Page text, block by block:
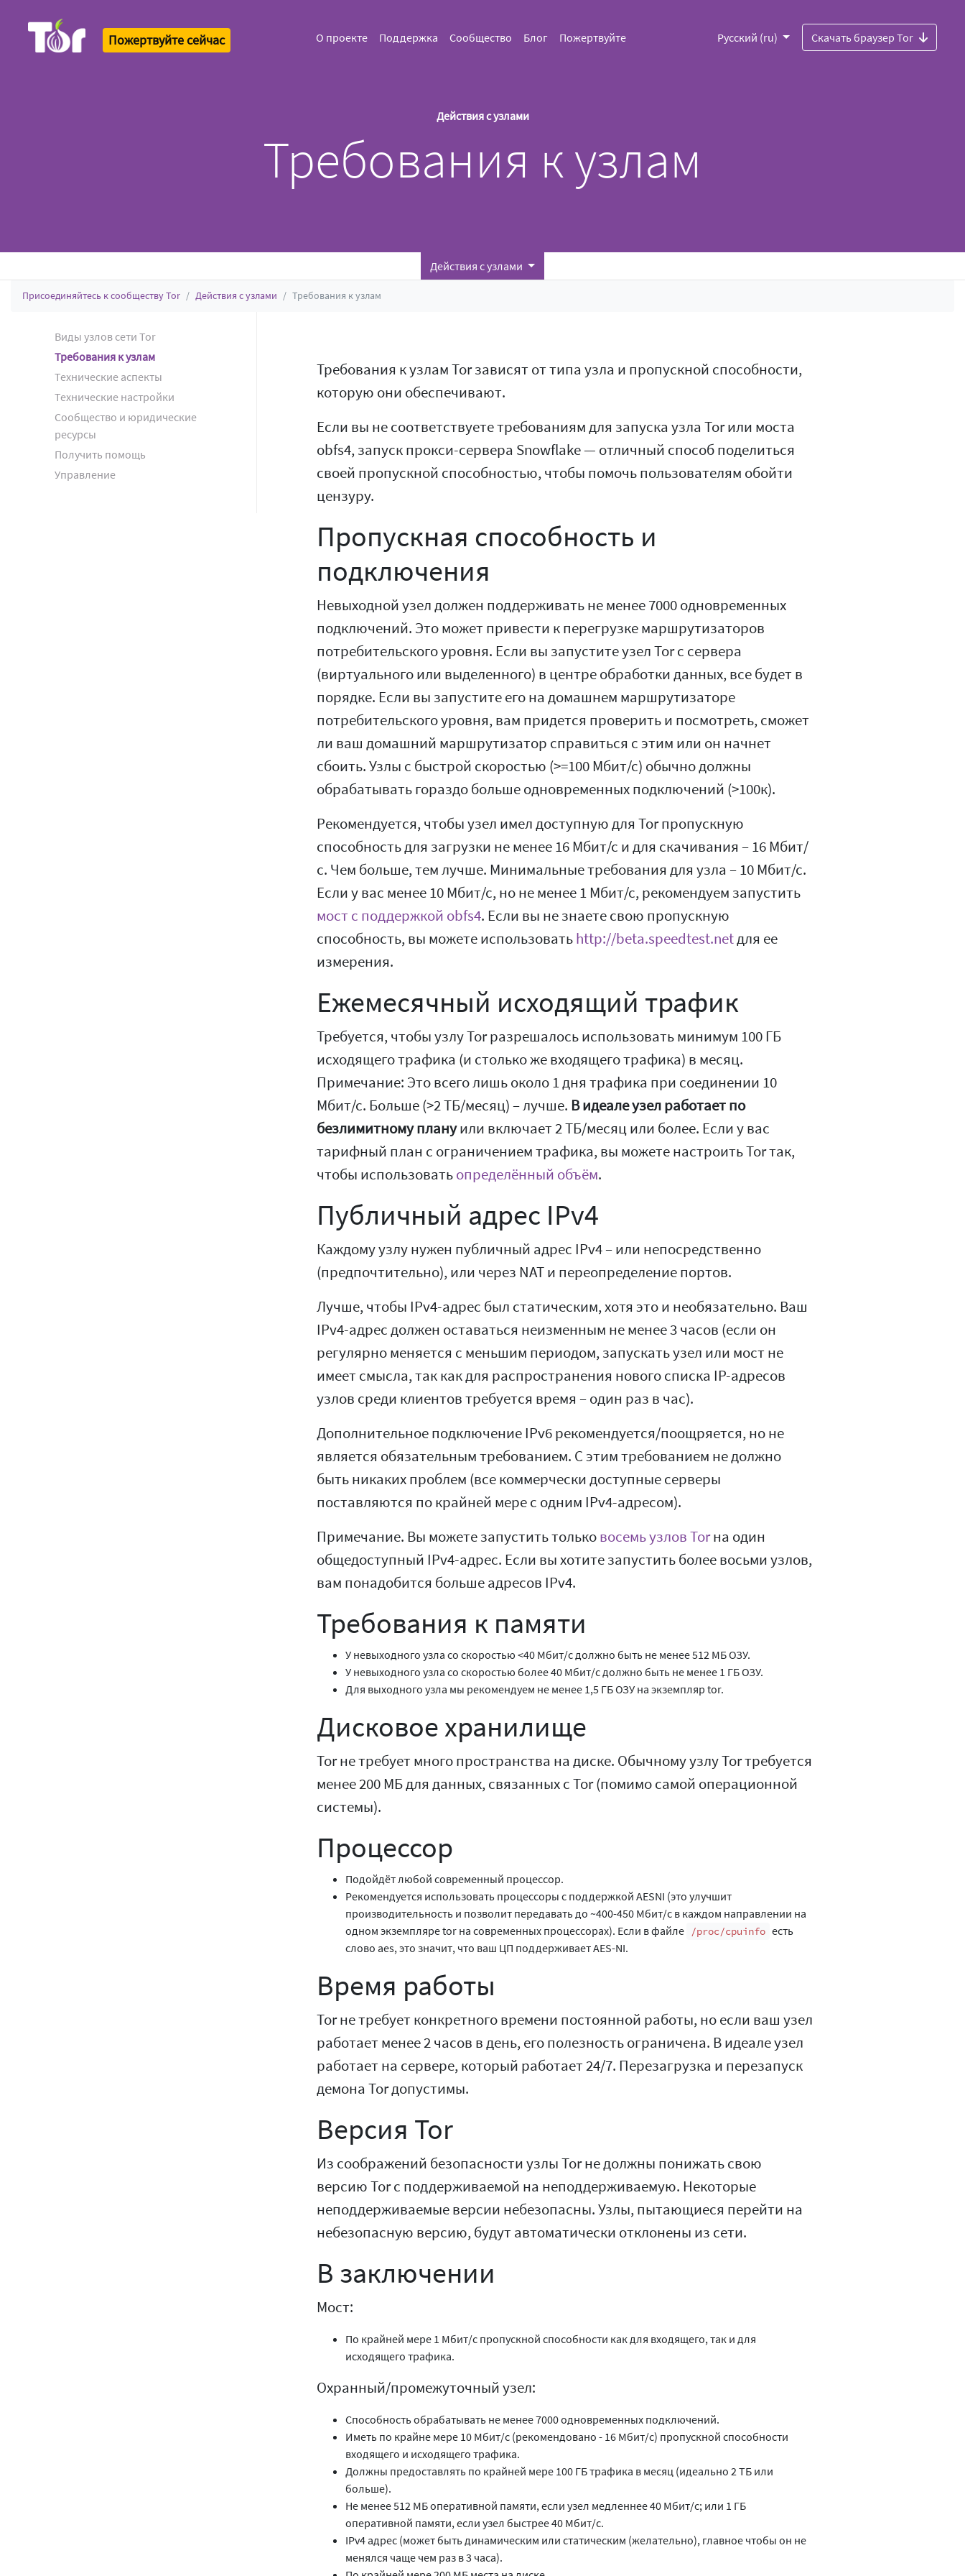
Пожертвуйте сейчас О проекте Поддержка Сообщество Блог Пожертвуйте Русский (ru) Скачать браузер Tor
Действия с узлами
Требования к узлам
Действия с узлами
Присоединяйтесь к сообществу Tor Действия с узлами Требования к узлам
Виды узлов сети Tor
Требования к узлам
Технические аспекты
Технические настройки
Сообщество и юридические
ресурсы
Получить помощь
Управление
Требования к узлам Tor зависят от типа узла и пропускной способности,
которую они обеспечивают.
Если вы не соответствуете требованиям для запуска узла Tor или моста
obfs4, запуск прокси-сервера Snowflake — отличный способ поделиться
своей пропускной способностью, чтобы помочь пользователям обойти
цензуру.
Пропускная способность и
подключения
Невыходной узел должен поддерживать не менее 7000 одновременных
подключений. Это может привести к перегрузке маршрутизаторов
потребительского уровня. Если вы запустите узел Tor с сервера
(виртуального или выделенного) в центре обработки данных, все будет в
порядке. Если вы запустите его на домашнем маршрутизаторе
потребительского уровня, вам придется проверить и посмотреть, сможет
ли ваш домашний маршрутизатор справиться с этим или он начнет
сбоить. Узлы с быстрой скоростью (>=100 Мбит/с) обычно должны
обрабатывать гораздо больше одновременных подключений (>100к).
Рекомендуется, чтобы узел имел доступную для Tor пропускную
способность для загрузки не менее 16 Мбит/с и для скачивания – 16 Мбит/
с. Чем больше, тем лучше. Минимальные требования для узла – 10 Мбит/с.
Если у вас менее 10 Мбит/с, но не менее 1 Мбит/с, рекомендуем запустить
мост с поддержкой obfs4. Если вы не знаете свою пропускную
способность, вы можете использоватьhttp://beta.speedtest.netдля ее
измерения.
Ежемесячный исходящий трафик
Требуется, чтобы узлу Tor разрешалось использовать минимум 100 ГБ
исходящего трафика (и столько же входящего трафика) в месяц.
Примечание: Это всего лишь около 1 дня трафика при соединении 10
Мбит/с. Больше (>2 ТБ/месяц) – лучше. В идеале узел работает по
безлимитному плануили включает 2 ТБ/месяц или более. Если у вас
тарифный план с ограничением трафика, вы можете настроить Tor так,
чтобы использоватьопределённый объём.
Публичный адрес IPv4
Каждому узлу нужен публичный адрес IPv4 – или непосредственно
(предпочтительно), или через NAT и переопределение портов.
Лучше, чтобы IPv4-адрес был статическим, хотя это и необязательно. Ваш
IPv4-адрес должен оставаться неизменным не менее 3 часов (если он
регулярно меняется с меньшим периодом, запускать узел или мост не
имеет смысла, так как для распространения нового списка IP-адресов
узлов среди клиентов требуется время – один раз в час).
Дополнительное подключение IPv6 рекомендуется/поощряется, но не
является обязательным требованием. С этим требованием не должно
быть никаких проблем (все коммерчески доступные серверы
поставляются по крайней мере с одним IPv4-адресом).
Примечание. Вы можете запустить тольковосемь узлов Torна один
общедоступный IPv4-адрес. Если вы хотите запустить более восьми узлов,
вам понадобится больше адресов IPv4.
Требования к памяти
У невыходного узла со скоростью <40 Мбит/с должно быть не менее 512 МБ ОЗУ.
У невыходного узла со скоростью более 40 Мбит/с должно быть не менее 1 ГБ ОЗУ.
Для выходного узла мы рекомендуем не менее 1,5 ГБ ОЗУ на экземпляр tor.
Дисковое хранилище
Tor не требует много пространства на диске. Обычному узлу Tor требуется
менее 200 МБ для данных, связанных с Tor (помимо самой операционной
системы).
Процессор
Подойдёт любой современный процессор.
Рекомендуется использовать процессоры с поддержкой AESNI (это улучшит
производительность и позволит передавать до ~400-450 Мбит/с в каждом направлении на
одном экземпляре tor на современных процессорах). Если в файле
/proc/cpuinfo есть
слово aes, это значит, что ваш ЦП поддерживает AES-NI.
Время работы
Tor не требует конкретного времени постоянной работы, но если ваш узел
работает менее 2 часов в день, его полезность ограничена. В идеале узел
работает на сервере, который работает 24/7. Перезагрузка и перезапуск
демона Tor допустимы.
Версия Tor
Из соображений безопасности узлы Tor не должны понижать свою
версию Tor с поддерживаемой на неподдерживаемую. Некоторые
неподдерживаемые версии небезопасны. Узлы, пытающиеся перейти на
небезопасную версию, будут автоматически отклонены из сети.
В заключении
Мост:
По крайней мере 1 Мбит/с пропускной способности как для входящего, так и для
исходящего трафика.
Охранный/промежуточный узел:
Способность обрабатывать не менее 7000 одновременных подключений.
Иметь по крайне мере 10 Мбит/с (рекомендовано - 16 Мбит/с) пропускной способности
входящего и исходящего трафика.
Должны предоставлять по крайней мере 100 ГБ трафика в месяц (идеально 2 ТБ или
больше).
Не менее 512 МБ оперативной памяти, если узел медленнее 40 Мбит/с; или 1 ГБ
оперативной памяти, если узел быстрее 40 Мбит/с.
IPv4 адрес (может быть динамическим или статическим (желательно), главное чтобы он не
менялся чаще чем раз в 3 часа).